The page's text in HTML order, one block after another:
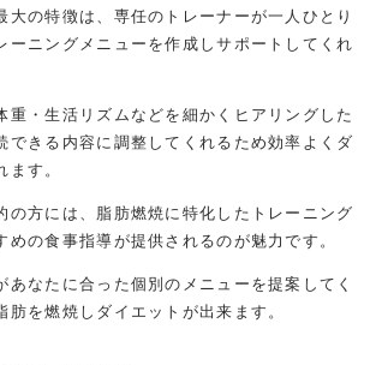
大の特徴は、専任のトレーナーが一人ひとり
ーニングメニューを作成しサポートしてくれ
重・生活リズムなどを細かくヒアリングした
できる内容に調整してくれるため効率よくダ
ます。
の方には、脂肪燃焼に特化したトレーニング
めの食事指導が提供されるのが魅力です。
あなたに合った個別のメニューを提案してく
肪を燃焼しダイエットが出来ます。